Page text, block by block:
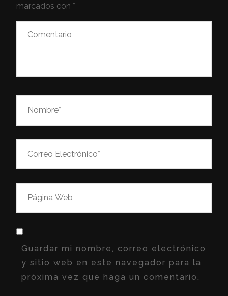
marcados con *
Guardar mi nombre, correo electrónico
y sitio web en este navegador para la
próxima vez que haga un comentario.